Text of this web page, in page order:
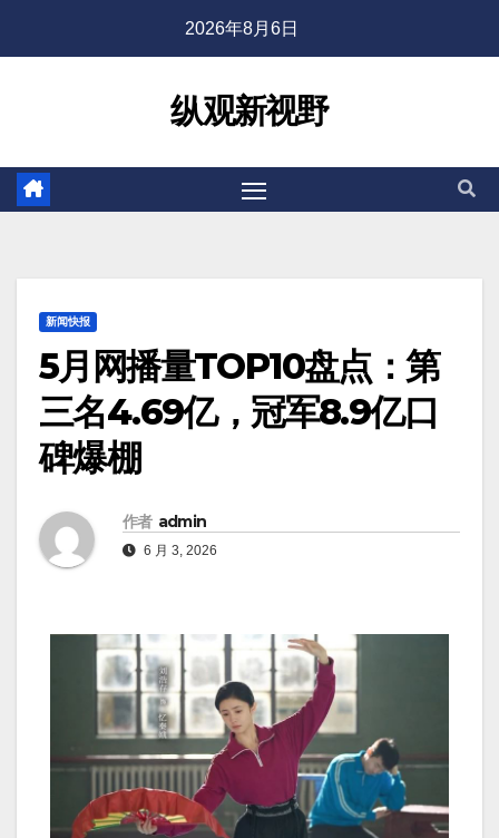
2026年8月6日
纵观新视野
新闻快报
5月网播量TOP10盘点：第
三名4.69亿，冠军8.9亿口
碑爆棚
作者 admin
6 月 3, 2026